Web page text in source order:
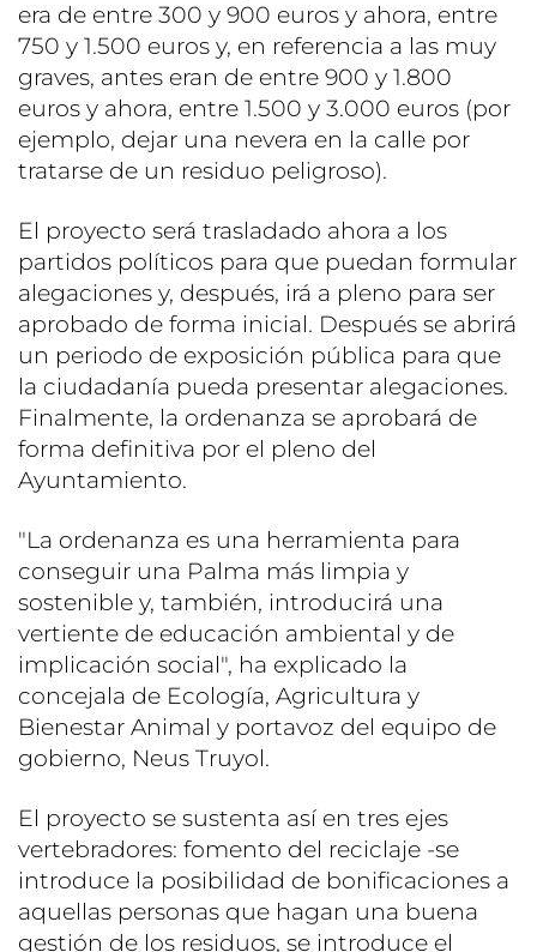
era de entre 300 y 900 euros y ahora, entre
750 y 1.500 euros y, en referencia a las muy
graves, antes eran de entre 900 y 1.800
euros y ahora, entre 1.500 y 3.000 euros (por
ejemplo, dejar una nevera en la calle por
tratarse de un residuo peligroso).
El proyecto será trasladado ahora a los
partidos políticos para que puedan formular
alegaciones y, después, irá a pleno para ser
aprobado de forma inicial. Después se abrirá
un periodo de exposición pública para que
la ciudadanía pueda presentar alegaciones.
Finalmente, la ordenanza se aprobará de
forma definitiva por el pleno del
Ayuntamiento.
"La ordenanza es una herramienta para
conseguir una Palma más limpia y
sostenible y, también, introducirá una
vertiente de educación ambiental y de
implicación social", ha explicado la
concejala de Ecología, Agricultura y
Bienestar Animal y portavoz del equipo de
gobierno, Neus Truyol.
El proyecto se sustenta así en tres ejes
vertebradores: fomento del reciclaje -se
introduce la posibilidad de bonificaciones a
aquellas personas que hagan una buena
gestión de los residuos, se introduce el